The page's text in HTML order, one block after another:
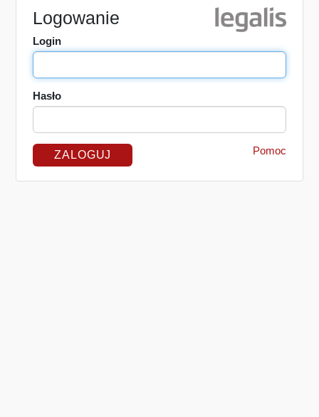
Logowanie
Login
Hasło
Pomoc